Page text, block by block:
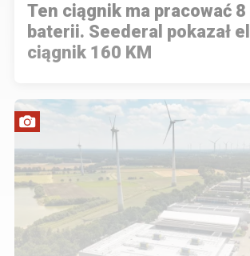
Ten ciągnik ma pracować
baterii. Seederal pokazał
ciągnik 160 KM